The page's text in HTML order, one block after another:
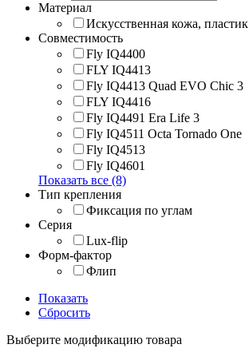
Материал
Искусственная кожа, пластик
Совместимость
Fly IQ4400
FLY IQ4413
Fly IQ4413 Quad EVO Chic 3
FLY IQ4416
Fly IQ4491 Era Life 3
Fly IQ4511 Octa Tornado One
Fly IQ4513
Fly IQ4601
Показать все (8)
Тип крепления
Фиксация по углам
Серия
Lux-flip
Форм-фактор
Флип
Показать
Сбросить
Выберите модификацию товара